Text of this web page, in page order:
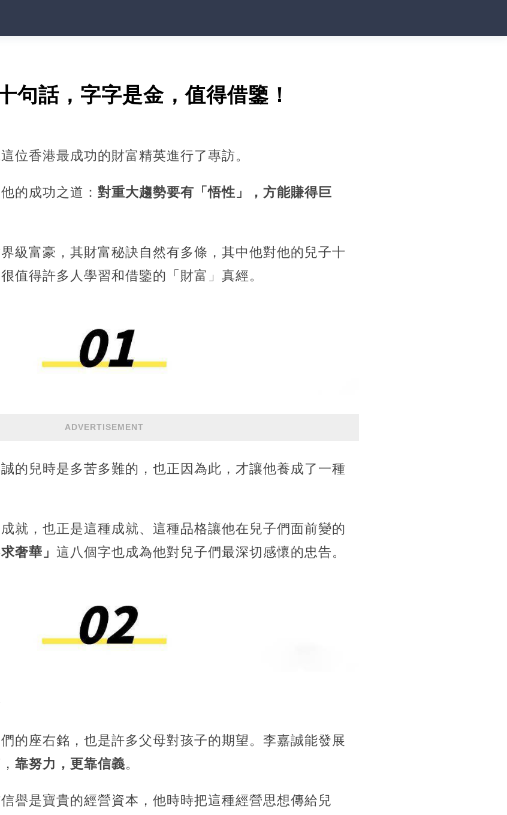
句話，字字是金，值得借鑒！
位香港最成功的財富精英進行了專訪。
的成功之道： 對重大趨勢要有「悟性」，方能賺得巨
級富豪，其財富秘訣自然有多條，其中他對他的兒子十
值得許多人學習和借鑒的「財富」真經。
ADVERTISEMENT
的兒時是多苦多難的，也正因為此，才讓他養成了一種
就，也正是這種成就、這種品格讓他在兒子們面前變的
奢華」 這八個字也成為他對兒子們最深切感懷的忠告。
的座右銘，也是許多父母對孩子的期望。李嘉誠能發展
靠努力，更靠信義。
譽是寶貴的經營資本，他時時把這種經營思想傳給兒